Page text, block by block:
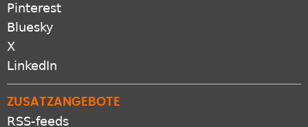
Pinterest
Bluesky
X
LinkedIn
ZUSATZANGEBOTE
RSS-feeds